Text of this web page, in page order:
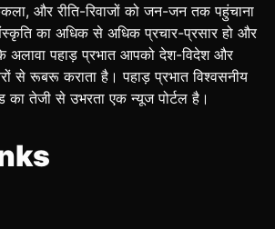
और रीति-रिवाजों को जन-जन तक पहुंचाना
का अधिक से अधिक प्रचार-प्रसार हो और
पहाड़ प्रभात आपको देश-विदेश और
से रूबरू कराता है। पहाड़ प्रभात विश्वसनीय
का तेजी से उभरता एक न्यूज पोर्टल है।